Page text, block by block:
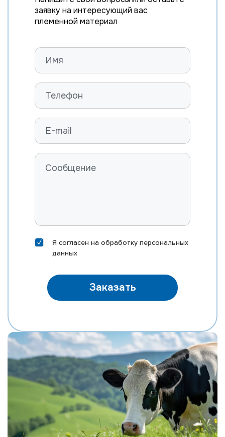
заявку на интересующий вас
племенной материал
Я согласен на обработку персональных
данных
Заказать